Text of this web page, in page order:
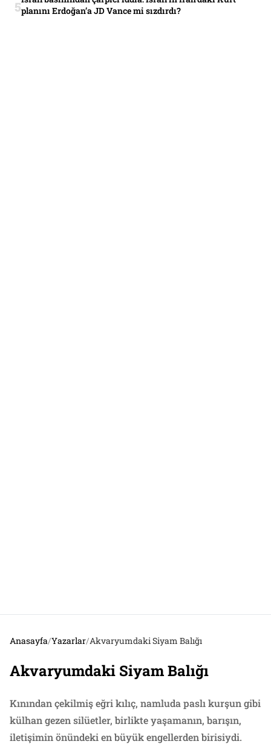
planını Erdoğan’a JD Vance mi sızdırdı?
Anasayfa/Yazarlar/Akvaryumdaki Siyam Balığı
Akvaryumdaki Siyam Balığı
Kınından çekilmiş eğri kılıç, namluda paslı kurşun gibi
külhan gezen silüetler, birlikte yaşamanın, barışın,
iletişimin önündeki en büyük engellerden birisiydi.